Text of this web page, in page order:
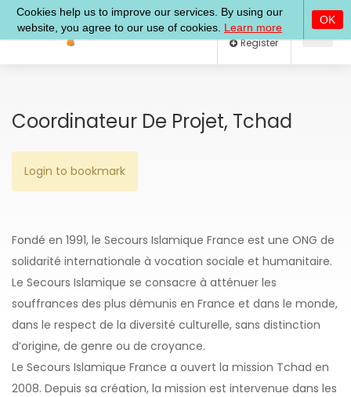
Log In
Coordinateur De Projet, Tchad
Login to bookmark
Fondé en 1991, le Secours Islamique France est une ONG de
solidarité internationale à vocation sociale et humanitaire.
Le Secours Islamique se consacre à atténuer les
souffrances des plus démunis en France et dans le monde,
dans le respect de la diversité culturelle, sans distinction
d’origine, de genre ou de croyance.
Le Secours Islamique France a ouvert la mission Tchad en
2008. Depuis sa création, la mission est intervenue dans les